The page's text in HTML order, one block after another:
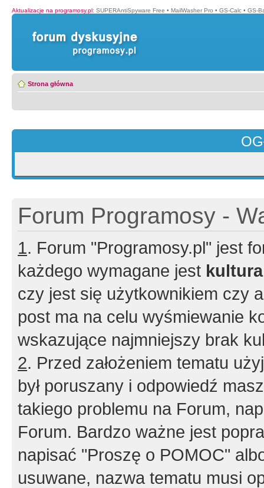
Aktualizacje na programosy.pl: SUPERAntiSpyware Free • MailWasher Pro • GS-Calc • GS-
Strona główna
Forum Programosy -
1. Forum "Programosy.pl" jest
każdego wymagane jest
czy jest się użytkownikiem czy
post ma na celu wyśmiewanie
wskazujące najmniejszy brak
2. Przed założeniem tematu
był poruszany i odpowiedź
takiego problemu na Forum,
Forum. Bardzo ważne jest
napisać "Proszę o POMOC"
usuwane, nazwa tematu musi